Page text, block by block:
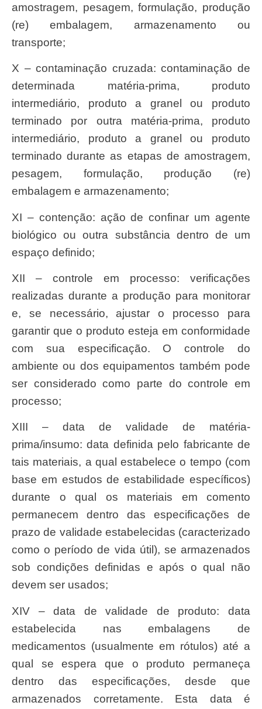
amostragem, pesagem, formulação, produção
(re) embalagem, armazenamento ou
transporte;
X – contaminação cruzada: contaminação de
determinada matéria-prima, produto
intermediário, produto a granel ou produto
terminado por outra matéria-prima, produto
intermediário, produto a granel ou produto
terminado durante as etapas de amostragem,
pesagem, formulação, produção (re)
embalagem e armazenamento;
XI – contenção: ação de confinar um agente
biológico ou outra substância dentro de um
espaço definido;
XII – controle em processo: verificações
realizadas durante a produção para monitorar
e, se necessário, ajustar o processo para
garantir que o produto esteja em conformidade
com sua especificação. O controle do
ambiente ou dos equipamentos também pode
ser considerado como parte do controle em
processo;
XIII – data de validade de matéria-
prima/insumo: data definida pelo fabricante de
tais materiais, a qual estabelece o tempo (com
base em estudos de estabilidade específicos)
durante o qual os materiais em comento
permanecem dentro das especificações de
prazo de validade estabelecidas (caracterizado
como o período de vida útil), se armazenados
sob condições definidas e após o qual não
devem ser usados;
XIV – data de validade de produto: data
estabelecida nas embalagens de
medicamentos (usualmente em rótulos) até a
qual se espera que o produto permaneça
dentro das especificações, desde que
armazenados corretamente. Esta data é